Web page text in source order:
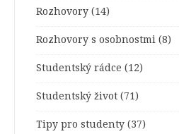
Rozhovory (14)
Rozhovory s osobnostmi (8)
Studentský rádce (12)
Studentský život (71)
Tipy pro studenty (37)